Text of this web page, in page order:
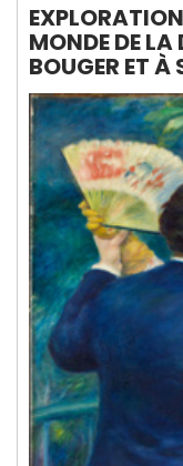
MONDE DE
BOUGER ET À